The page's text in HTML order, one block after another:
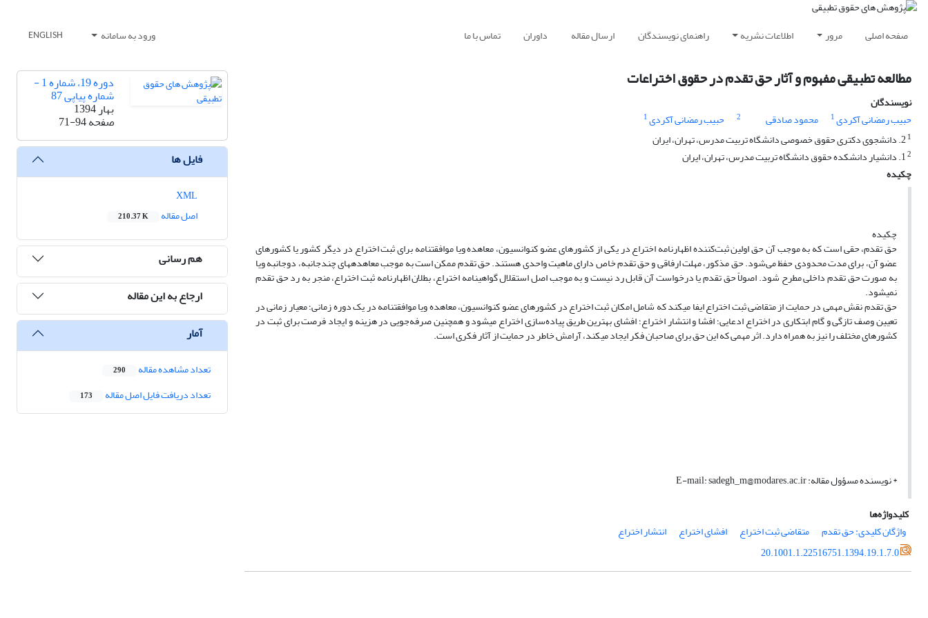
صفحه اصلی مرور اطلاعات نشریه راهنمای نویسندگان ارسال مقاله داوران تماس با ما ورود به سامانه ENGLISH
مطالعه تطبیقی مفهوم و آثار حق تقدم در حقوق اختراعات
نویسندگان
حبیب رمضانی آکردی1 محمود صادقی 2 حبیب رمضانی آکردی1
1
2
چکیده
چکیده
حق تقدم، حقی است که به موجب آن حق اولین ثبت‌‌کننده اظهارنامه اختراع در یکی از کشورهای عضو کنوانسیون، معاهده ویا موافقتنامه برای ثبت اختراع در دیگر کشور یا کشورهای
عضو آن، برای مدت محدودی حفظ می‌شود. حق مذکور، مهلت ارفاقی و حق تقدم خاص دارای ماهیت واحدی هستند. حق تقدم ممکن است به موجب معاهده­های چندجانبه، دوجانبه ویا
به صورت حق تقدم داخلی مطرح شود. اصولاً حق تقدم یا درخواست آن قابل رد نیست و به موجب اصل استقلال گواهینامه اختراع، بطلان اظهارنامه ثبت اختراع، منجر به رد حق تقدم
نمی­شود.
حق تقدم نقش مهمی در حمایت از متقاضی ثبت اختراع ایفا می­کند که شامل امکان ثبت اختراع در کشورهای عضو کنوانسیون، معاهده ویا موافقتنامه در یک دوره زمانی؛ معیار زمانی در
تعیین وصف تازگی و گام ابتکاری در اختراع ادعایی؛ افشا و انتشار اختراع؛ افشای بهترین طریق پیاده‌سازی اختراع می­شود و همچنین صرفه‌جویی در هزینه و ایجاد فرصت برای ثبت در
کشورهای مختلف را نیز به همراه دارد. اثر مهمی که این حق برای صاحبان فکر ایجاد می­کند، آرامش خاطر در حمایت از آثار فکری است.
* نویسنده مسؤول مقاله: E-mail: sadegh_m@modares.ac.ir
کلیدواژه‌ها
واژگان کلیدی: حق تقدم
متقاضی ثبت اختراع افشای اختراع
انتشار اختراع
20.1001.1.22516751.1394.19.1.7.0
دوره 19، شماره 1 -
شماره پیاپی 87
بهار 1394
صفحه71-94
فایل ها
اصل مقاله
210.37 K
هم رسانی
ارجاع به این مقاله
آمار
تعداد مشاهده مقاله 290
تعداد دریافت فایل اصل مقاله 173